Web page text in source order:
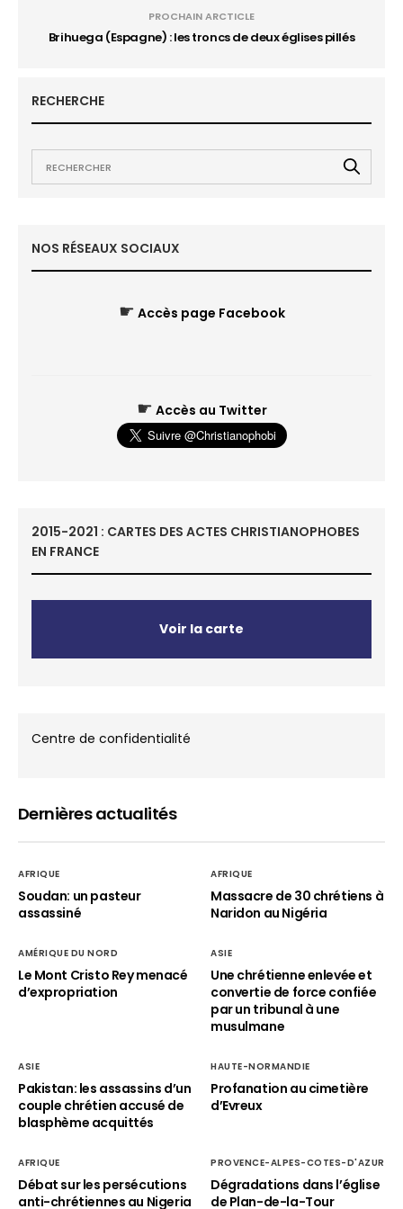
PROCHAIN ARCTICLE
Brihuega (Espagne) : les troncs de deux églises pillés
RECHERCHE
NOS RÉSEAUX SOCIAUX
☛ Accès page Facebook
☛ Accès au Twitter
2015-2021 : CARTES DES ACTES CHRISTIANOPHOBES
EN FRANCE
Voir la carte
Centre de confidentialité
Dernières actualités
AFRIQUE
Soudan: un pasteur
assassiné
AFRIQUE
Massacre de 30 chrétiens à
Naridon au Nigéria
AMÉRIQUE DU NORD
Le Mont Cristo Rey menacé
d’expropriation
ASIE
Une chrétienne enlevée et
convertie de force confiée
par un tribunal à une
musulmane
ASIE
Pakistan: les assassins d’un
couple chrétien accusé de
blasphème acquittés
HAUTE-NORMANDIE
Profanation au cimetière
d’Evreux
AFRIQUE
Débat sur les persécutions
anti-chrétiennes au Nigeria
PROVENCE-ALPES-COTES-D'AZUR
Dégradations dans l’église
de Plan-de-la-Tour